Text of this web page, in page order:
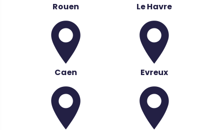
Rouen Le Havre
Caen Evreux